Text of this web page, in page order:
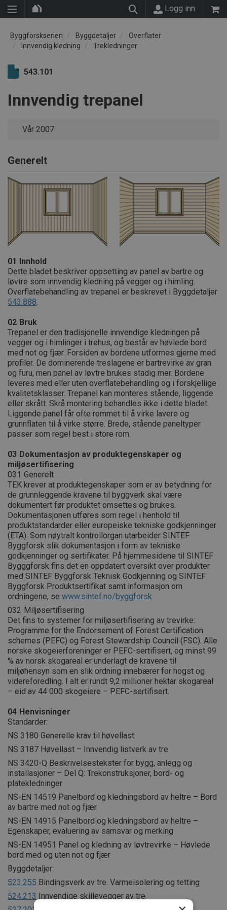
Logg inn
Byggforskserien Byggdetaljer
Overflater
Innvendig kledning
Trekledninger
543.101
Innvendig trepanel
Vår 2007
Generelt
01 Innhold
Dette bladet beskriver oppsetting av panel av bartre og
løvtre som innvendig kledning på vegger og i himling.
Overflatebehandling av trepanel er beskrevet i Byggdetaljer
543.888
02 Bruk
Trepanel er den tradisjonelle innvendige kledningen på
vegger og i himlinger i trehus, og består av høvlede bord
med not og fjær. Forsiden av bordene utformes gjerne med
profiler. De dominerende treslagene er bartrevirke av gran
og furu, men panel av løvtre brukes stadig mer. Bordene
leveres med eller uten overflatebehandling og i forskjellige
kvalitetsklasser. Trepanel kan monteres stående, liggende
eller skrått. Skrå montering behandles ikke i dette bladet.
Liggende panel får ofte rommet til å virke lavere og
grunnflaten til å virke større. Brede, stående paneltyper
passer som regel best i store rom.
03 Dokumentasjon av produktegenskaper og
miljøsertifisering
031 Generelt
TEK krever at produktegenskaper som er av betydning for
de grunnleggende kravene til byggverk skal være
dokumentert før produktet omsettes og brukes.
Dokumentasjonen utføres som regel i henhold til
produktstandarder eller europeiske tekniske godkjenninger
(ETA). Som nøytralt kontrollorgan utarbeider SINTEF
Byggforsk slik dokumentasjon i form av tekniske
godkjenninger og sertifikater. På hjemmesidene til SINTEF
Bygggforsk fins det en oppdatert oversikt over produkter
med SINTEF Byggforsk Teknisk Godkjenning og SINTEF
Byggforsk Produktsertifikat samt informasjon om
ordningene, se www.sintef.no/byggforsk
032 Miljøsertifisering
Det fins to systemer for miljøsertifisering av trevirke:
Programme for the Endorsement of Forest Certification
schemes (PEFC) og Forest Stewardship Council (FSC). Alle
norske skogeierforeninger er PEFC-sertifisert, og minst 99
% av norsk skogareal er underlagt de kravene til
miljøhensyn som en slik ordning innebærer for hogst og
videreforedling. I alt er rundt 9,2 millioner hektar skogareal
– eid av 44 000 skogeiere – PEFC-sertifisert.
04 Henvisninger
Standarder:
NS 3180 Generelle krav til høvellast
NS 3187 Høvellast – Innvendig listverk av tre
NS 3420-Q Beskrivelsestekster for bygg, anlegg og
installasjoner – Del Q: Trekonstruksjoner, bord- og
platekledninger
NS-EN 14519 Panelbord og kledningsbord av heltre – Bord
av bartre med not og fjær
NS-EN 14915 Panelbord og kledningsbord av heltre –
Egenskaper, evaluering av samsvar og merking
NS-EN 14951 Panel og kledning av løvtrevirke – Høvlede
bord med og uten not og fjær
Byggdetaljer:
523.255 Bindingsverk av tre. Varmeisolering og tetting
524.213 Innvendige skillevegger av tre